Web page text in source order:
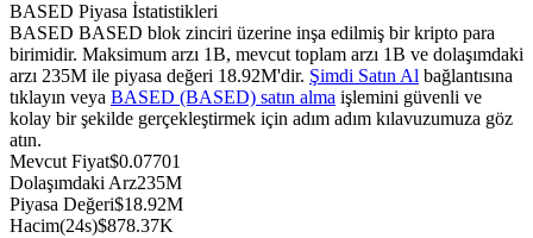
USDC'yi teminat olarak kullanan vadeli işlemler
BASED Piyasa İstatistikleri
BASED BASED blok zinciri üzerine inşa edilmiş bir kripto para
birimidir. Maksimum arzı 1B, mevcut toplam arzı 1B ve dolaşımdaki
arzı 235M ile piyasa değeri 18.92M'dir. Şimdi Satın Al bağlantısına
tıklayın veya BASED (BASED) satın alma işlemini güvenli ve
kolay bir şekilde gerçekleştirmek için adım adım kılavuzumuza göz
atın.
Mevcut Fiyat$0.07701
Dolaşımdaki Arz235M
Piyasa Değeri$18.92M
Hacim(24s)$878.37K